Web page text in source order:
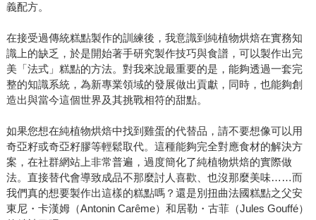
義配方。
在接受過傳統糕點製作的訓練後，我意識到純植物烘焙在實務知
識上的缺乏，於是開始著手研究製作技巧與食譜，可以製作出完
美「法式」糕點的方法。對我來說最重要的是，能夠透過一套完
整的知識系統，為新專業領域的發展做出貢獻，同時，也能夠創
造出與當今這個世界及其挑戰相符的甜點。
如果您想在純植物烘焙中找到雞蛋的代替品，請不要想像可以用
奇亞籽或奇亞籽膠等輕鬆取代。這種能夠完全對應食材的解決方
案，在社群網站上非常普遍，過度簡化了純植物烘焙的實際做
法。直接替代會導致成品不那麼討人喜歡、也沒那麼美味……而
我們真的想要製作出這樣的糕點嗎？還是別扭曲法國糕點之父安
東尼・卡漢姆（Antonin Carême）和居勒・古菲（Jules Gouffé）